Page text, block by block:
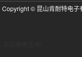
Copyright © 昆山肯耐特电子